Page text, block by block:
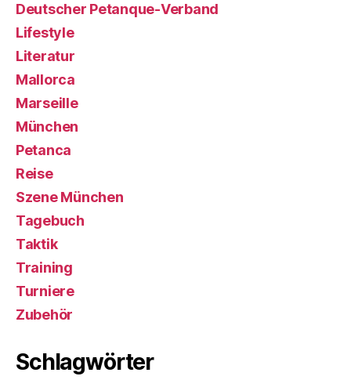
Deutscher Petanque-Verband
Lifestyle
Literatur
Mallorca
Marseille
München
Petanca
Reise
Szene München
Tagebuch
Taktik
Training
Turniere
Zubehör
Schlagwörter